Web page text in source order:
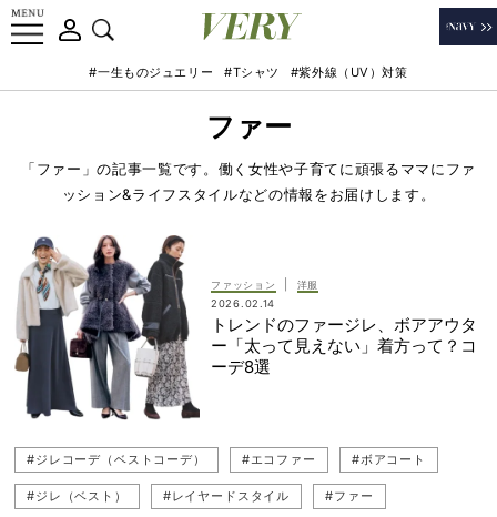
#一生ものジュエリー #Tシャツ #紫外線（UV）対策
ファー
「ファー」の記事一覧です。働く女性や子育てに頑張るママにファ
ッション&ライフスタイルなどの情報をお届けします。
ファッション
洋服
2026.02.14
トレンドのファージレ、ボアアウタ
ー「太って見えない」着方って？コ
ーデ8選
#ジレコーデ（ベストコーデ） #エコファー #ボアコート
#ジレ（ベスト） #レイヤードスタイル #ファー